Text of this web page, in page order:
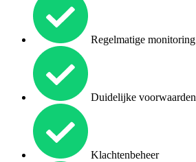
Regelmatige monitoring
Duidelijke voorwaarden
Klachtenbeheer